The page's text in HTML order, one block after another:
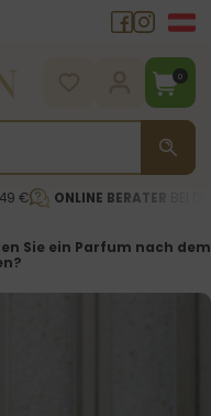
0
49 € ONLINE BERATER
Sie ein Parfum nach dem